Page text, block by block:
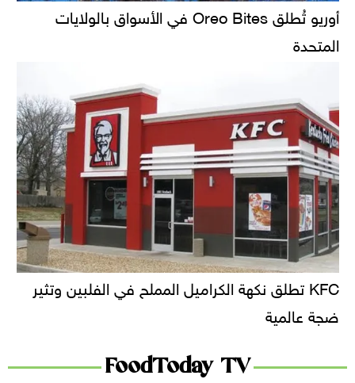
أوريو تُطلق Oreo Bites في الأسواق بالولايات
المتحدة
KFC تطلق نكهة الكراميل المملح في الفلبين وتثير
ضجة عالمية
FoodToday TV